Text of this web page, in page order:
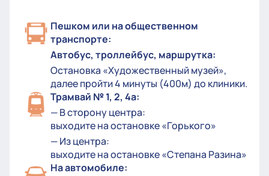
Пешком или на общественном
транспорте:
Автобус, троллейбус, маршрутка:
Остановка «Художественный музей»,
далее пройти 4 минуты (400м) до клиники.
Трамвай № 1, 2, 4а:
— В сторону центра:
выходите на остановке «Горького»
— Из центра:
выходите на остановке «Степана Разина»
На автомобиле: